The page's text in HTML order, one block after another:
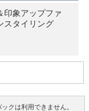
印象アップファ
スタイリング
ックは利用できません。